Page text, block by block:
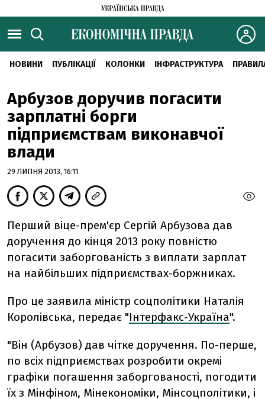
НОВИНИ ПУБЛІКАЦІЇ КОЛОНКИ ІНФРАСТРУКТУРА
Арбузов доручив погасити
зарплатні борги
підприємствам виконавчої
влади
29 ЛИПНЯ 2013, 16:11
Перший віце-прем'єр Сергій Арбузова дав
доручення до кінця 2013 року повністю
погасити заборгованість з виплати зарплат
на найбільших підприємствах-боржниках.
Про це заявила міністр соцполітики Наталія
Королівська, передає "Інтерфакс-Україна".
"Він (Арбузов) дав чітке доручення. По-перше,
по всіх підприємствах розробити окремі
графіки погашення заборгованості, погодити
їх з Мінфіном, Мінекономіки, Мінсоцполітики, і